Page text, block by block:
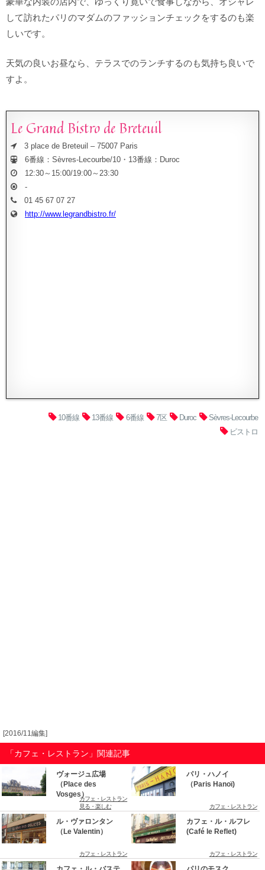
して訪れたパリのマダムのファッションチェックをするのも楽
しいです。
天気の良いお昼なら、テラスでのランチするのも気持ち良いで
すよ。
Le Grand Bistro de Breteuil
3 place de Breteuil – 75007 Paris
6番線：Sèvres-Lecourbe/10・13番線：Duroc
12:30～15:00/19:00～23:30
-
01 45 67 07 27
http://www.legrandbistro.fr/
10番線 13番線 6番線 7区 Duroc
Sèvres-Lecourbe
ビストロ
[2016/11編集]
「カフェ・レストラン」関連記事
ヴォージュ広場
（Place des
Vosges）カフェ・レストラン
見る・楽しむ
パリ・ハノイ
（Paris Hanoï)
カフェ・レストラン
ル・ヴァロンタン
（Le Valentin）
カフェ・レストラン
カフェ・ル・ルフレ
(Café le Reflet)
カフェ・レストラン